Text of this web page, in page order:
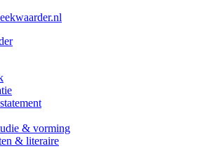
& vorming
& literaire